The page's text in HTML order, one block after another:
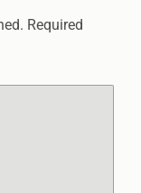
Required